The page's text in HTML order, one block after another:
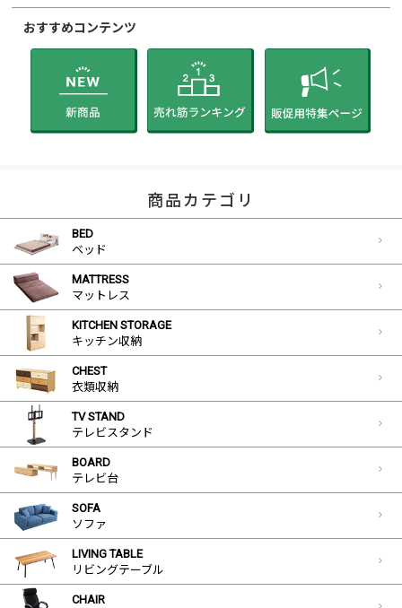
おすすめコンテンツ
商品カテゴリ
BED
ベッド
MATTRESS
マットレス
KITCHEN STORAGE
キッチン収納
CHEST
衣類収納
TV STAND
テレビスタンド
BOARD
テレビ台
SOFA
ソファ
LIVING TABLE
リビングテーブル
CHAIR